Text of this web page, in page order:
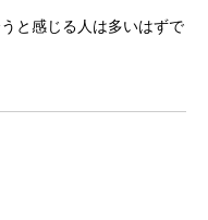
と感じる人は多いはずで